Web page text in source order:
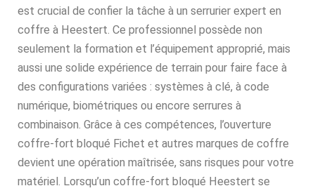
est crucial de confier la tâche à un serrurier expert en
coffre à Heestert. Ce professionnel possède non
seulement la formation et l’équipement approprié, mais
aussi une solide expérience de terrain pour faire face à
des configurations variées : systèmes à clé, à code
numérique, biométriques ou encore serrures à
combinaison. Grâce à ces compétences, l’ouverture
coffre-fort bloqué Fichet et autres marques de coffre
devient une opération maîtrisée, sans risques pour votre
matériel. Lorsqu’un coffre-fort bloqué Heestert se